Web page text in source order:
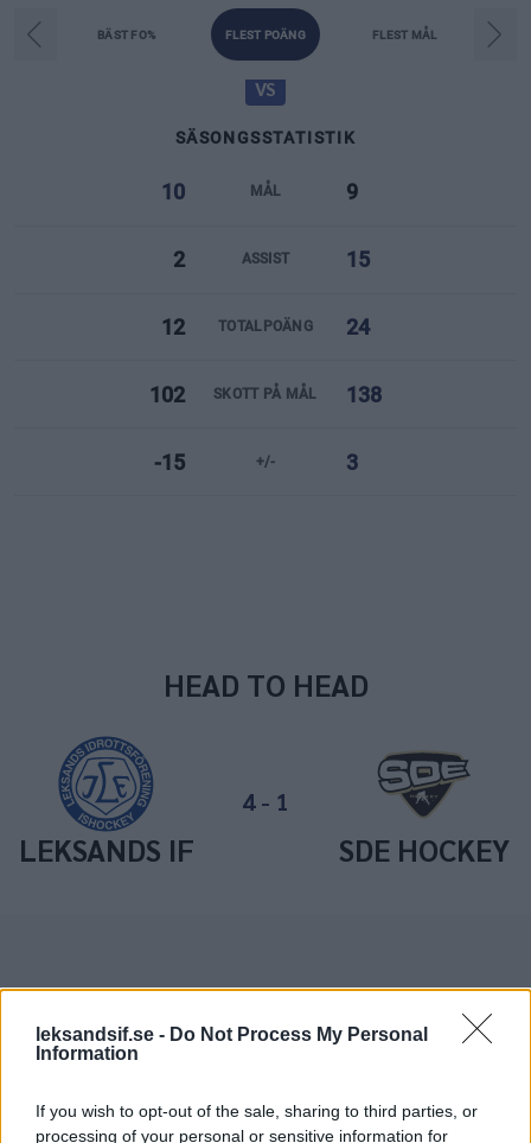
leksandsif.se - Do Not Process My Personal
Information
If you wish to opt-out of the sale, sharing to third parties, or
processing of your personal or sensitive information for
BÄST FO% FLEST POÄNG FLEST MÅL
MOT
VS
NISSAS
THYNELL
JOHANSSON
Forward
SÄSONGSSTATISTIK
10 MÅL 9
2 ASSIST 15
12 TOTALPOÄNG 24
102 SKOTT PÅ MÅL 138
-15 +/- 3
HEAD TO HEAD
LEKSANDS IF
4- 1
SDE HOCKEY
Mat och hockey Parkering Biljettvillkor Kontantfri
Mat